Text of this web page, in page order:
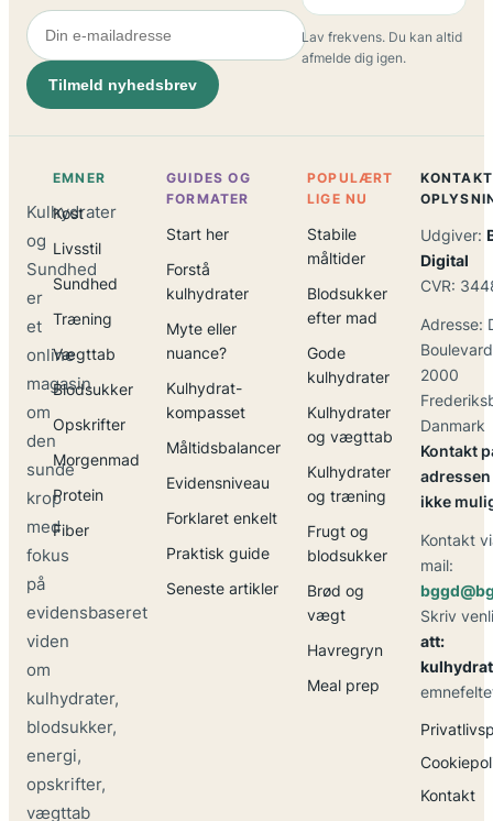
Tilmeld nyhedsbrev
Lav frekvens. Du kan altid
afmelde dig igen.
Kulhydrater
og
Sundhed
er
et
online
magasin
om
den
sunde
krop
med
fokus
på
evidensbaseret
viden
om
kulhydrater,
blodsukker,
energi,
opskrifter,
vægttab
EMNER
Kost
Livsstil
Sundhed
Træning
Vægttab
Blodsukker
Opskrifter
Morgenmad
Protein
Fiber
GUIDES OG
FORMATER
Start her
Forstå
kulhydrater
Myte eller
nuance?
Kulhydrat-
kompasset
Måltidsbalancer
Evidensniveau
Forklaret enkelt
Praktisk guide
Seneste artikler
POPULÆRT
LIGE NU
Stabile
måltider
Blodsukker
efter mad
Gode
kulhydrater
Kulhydrater
og vægttab
Kulhydrater
og træning
Frugt og
blodsukker
Brød og
vægt
Havregryn
Meal prep
Udgiver:
Digital
CVR:
Adresse:
2000
Danmark
Kontakt
adressen
ikke
Kontakt
mail:
Skriv
att:
Kontakt